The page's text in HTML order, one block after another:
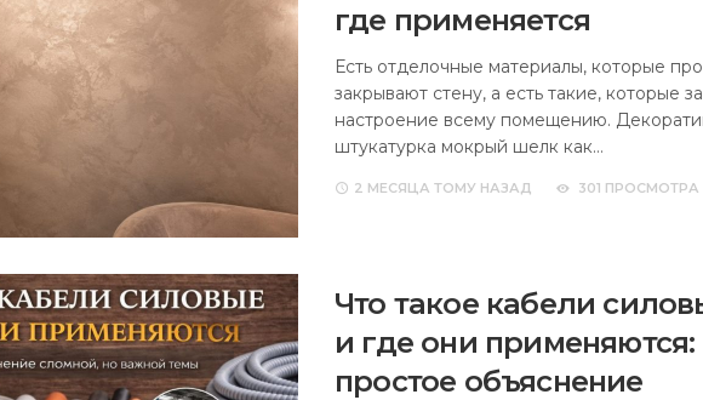
где применяется
Есть отделочные материалы, которые
закрывают стену, а есть такие, которые
настроение всему помещению.
штукатурка мокрый шелк как…
2 МЕСЯЦА ТОМУ НАЗАД 301 ПРОСМОТРА
Что такое кабели
и где они применяются:
простое объяснение